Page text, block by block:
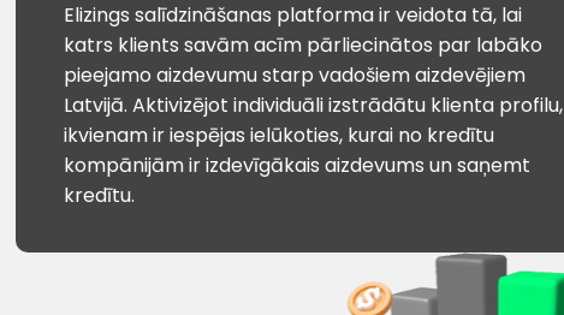
Elizings salīdzināšanas platforma ir veidota tā, lai
katrs klients savām acīm pārliecinātos par labāko
pieejamo aizdevumu starp vadošiem aizdevējiem
Latvijā. Aktivizējot individuāli izstrādātu klienta profilu,
ikvienam ir iespējas ielūkoties, kurai no kredītu
kompānijām ir izdevīgākais aizdevums un saņemt
kredītu.